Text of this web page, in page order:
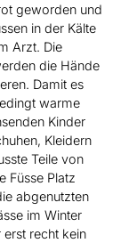
geworden und
in der Kälte
Arzt. Die
die Hände
Damit es
warme
Kinder
Kleidern
Teile von
Füsse Platz
abgenutzten
im Winter
erst recht kein